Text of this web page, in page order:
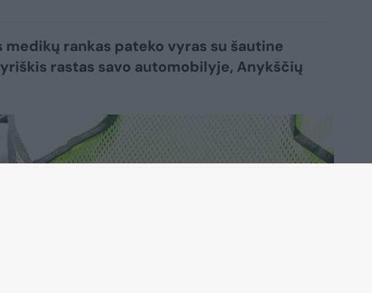
medikų rankas pateko vyras su šautine
rastas savo automobilyje, Anykščių